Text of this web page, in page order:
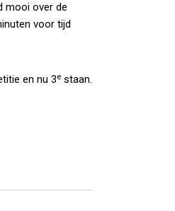
mooi over de
voor tijd
en nu 3e staan.